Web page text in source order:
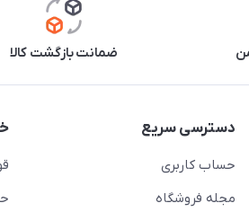
ضمانت بازگشت کالا
دسترسی سریع
حساب کاربری
مجله فروشگاه